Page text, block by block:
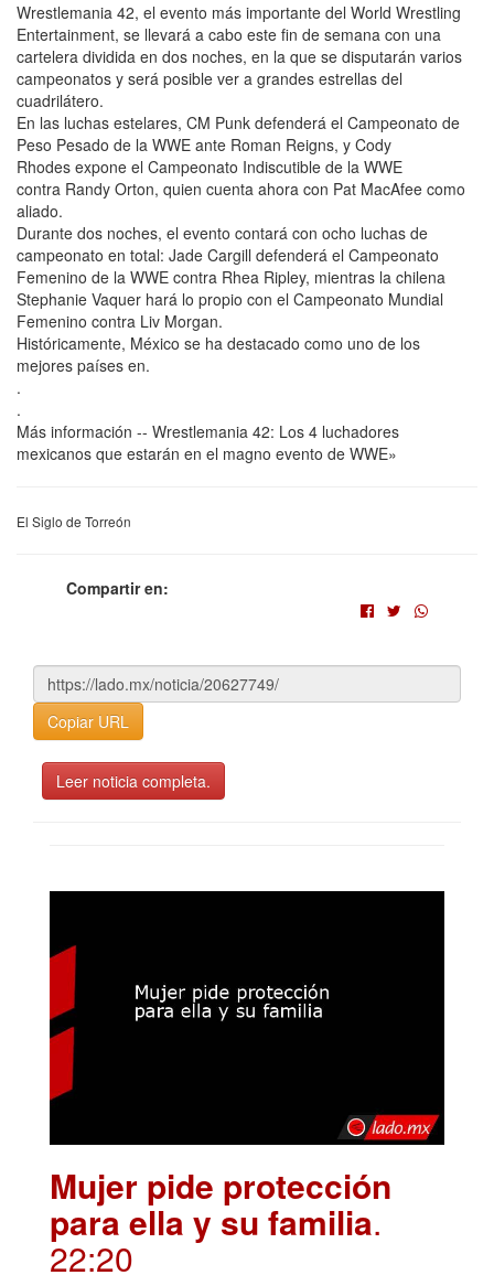
Wrestlemania 42, el evento más importante del World Wrestling
Entertainment, se llevará a cabo este fin de semana con una
cartelera dividida en dos noches, en la que se disputarán varios
campeonatos y será posible ver a grandes estrellas del
cuadrilátero.
En las luchas estelares, CM Punk defenderá el Campeonato de
Peso Pesado de la WWE ante Roman Reigns, y Cody
Rhodes expone el Campeonato Indiscutible de la WWE
contra Randy Orton, quien cuenta ahora con Pat MacAfee como
aliado.
Durante dos noches, el evento contará con ocho luchas de
campeonato en total: Jade Cargill defenderá el Campeonato
Femenino de la WWE contra Rhea Ripley, mientras la chilena
Stephanie Vaquer hará lo propio con el Campeonato Mundial
Femenino contra Liv Morgan.
Históricamente, México se ha destacado como uno de los
mejores países en.
.
.
Más información -- Wrestlemania 42: Los 4 luchadores
mexicanos que estarán en el magno evento de WWE»
El Siglo de Torreón
Compartir en:
Copiar URL
Leer noticia completa.
Mujer pide protección
para ella y su familia.
22:20